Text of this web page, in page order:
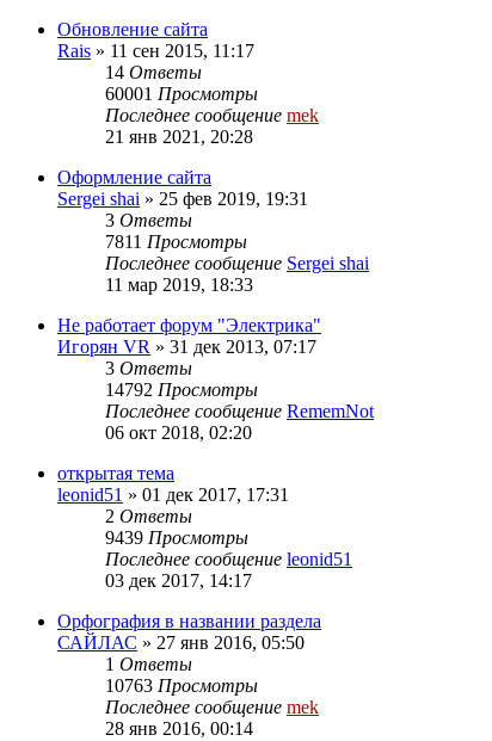
Обновление сайта
Rais » 11 сен 2015, 11:17
14 Ответы
60001 Просмотры
Последнее сообщение mek
21 янв 2021, 20:28
Оформление сайта
Sergei shai » 25 фев 2019, 19:31
3 Ответы
7811 Просмотры
Последнее сообщение Sergei shai
11 мар 2019, 18:33
Не работает форум "Электрика"
Игорян VR » 31 дек 2013, 07:17
3 Ответы
14792 Просмотры
Последнее сообщение RememNot
06 окт 2018, 02:20
открытая тема
leonid51 » 01 дек 2017, 17:31
2 Ответы
9439 Просмотры
Последнее сообщение leonid51
03 дек 2017, 14:17
Орфография в названии раздела
САЙЛАС » 27 янв 2016, 05:50
1 Ответы
10763 Просмотры
Последнее сообщение mek
28 янв 2016, 00:14